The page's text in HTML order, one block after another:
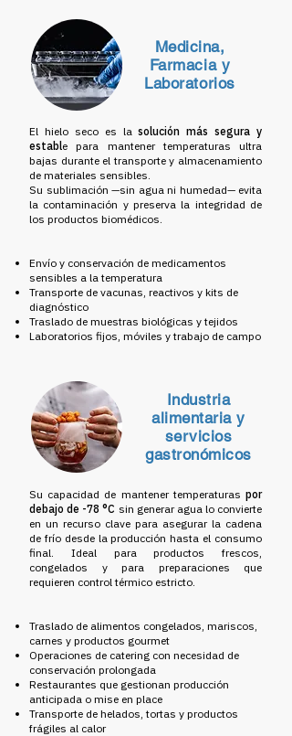
Medicina,
Farmacia y
Laboratorios
El hielo seco es lasolución más segura y
estable para mantener temperaturas ultra
bajas durante el transporte y almacenamiento
de materiales sensibles.
Su sublimación —sin agua ni humedad— evita
la contaminación y preserva la integridad de
los productos biomédicos.
Envío y conservación de medicamentos
sensibles a la temperatura
Transporte de vacunas, reactivos y kits de
diagnóstico
Traslado de muestras biológicas y tejidos
Laboratorios fijos, móviles y trabajo de campo
Industria
alimentaria y
servicios
gastronómicos
Su capacidad de mantener temperaturas por
debajo de -78 °C sin generar agua lo convierte
en un recurso clave para asegurar la cadena
de frío desde la producción hasta el consumo
final. Ideal para productos frescos,
congelados y para preparaciones que
requieren control térmico estricto.
Traslado de alimentos congelados, mariscos,
carnes y productos gourmet
Operaciones de catering con necesidad de
conservación prolongada
Restaurantes que gestionan producción
anticipada o mise en place
Transporte de helados, tortas y productos
frágiles al calor